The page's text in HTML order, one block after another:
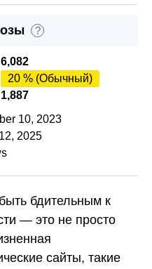
?
6,082
20 % (Обычный)
1,887
10, 2023
2025
бдительным к
— это не просто
сайты, такие